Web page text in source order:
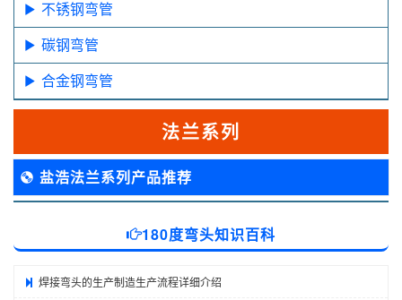
不锈钢弯管
碳钢弯管
合金钢弯管
法兰系列
盐浩法兰系列产品推荐
180度弯头知识百科
焊接弯头的生产制造生产流程详细介绍